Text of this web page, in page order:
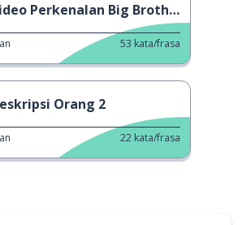
Perkenalan Big Brother UK
53 kata/frasa
Orang 2
22 kata/frasa